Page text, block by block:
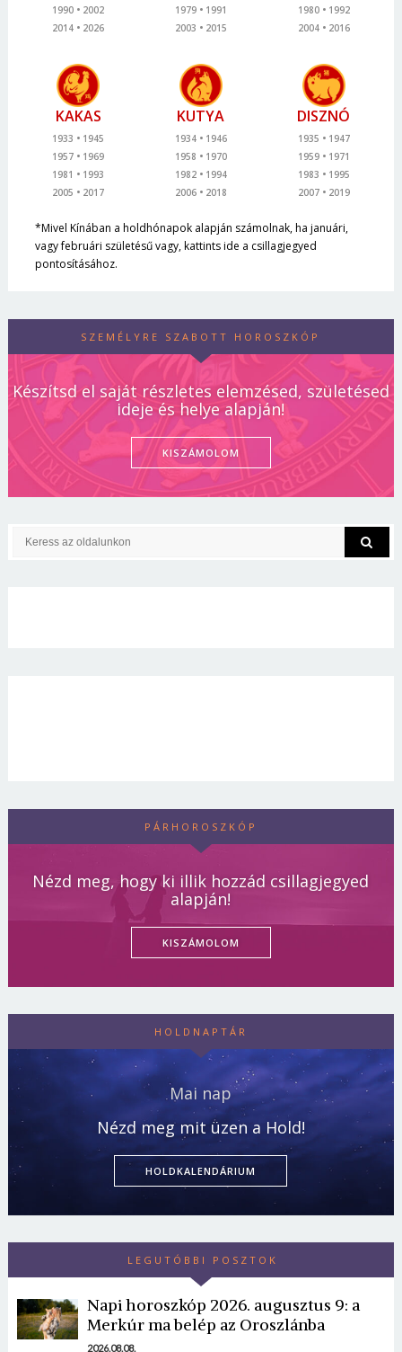
1990
2002
2014
2026
1979
1991
2003
2015
1980
1992
2004
2016
KAKAS
1933
1945
1957
1969
1981
1993
2005
2017
KUTYA
1934
1946
1958
1970
1982
1994
2006
2018
DISZNÓ
1935
1947
1959
1971
1983
1995
2007
2019
*Mivel Kínában a holdhónapok alapján számolnak, ha januári,
vagy februári születésű vagy, kattints ide a csillagjegyed
pontosításához.
SZEMÉLYRE SZABOTT HOROSZKÓP
Készítsd el saját részletes elemzésed, születésed
ideje és helye alapján!
KISZÁMOLOM
PÁRHOROSZKÓP
Nézd meg, hogy ki illik hozzád csillagjegyed
alapján!
KISZÁMOLOM
HOLDNAPTÁR
Mai nap
Nézd meg mit üzen a Hold!
HOLDKALENDÁRIUM
LEGUTÓBBI POSZTOK
Napi horoszkóp 2026. augusztus 9: a
Merkúr ma belép az Oroszlánba
2026.08.08.